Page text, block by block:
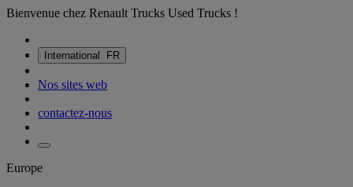
Bienvenue chez Renault Trucks Used Trucks !
International FR
Nos sites web
contactez-nous
Europe